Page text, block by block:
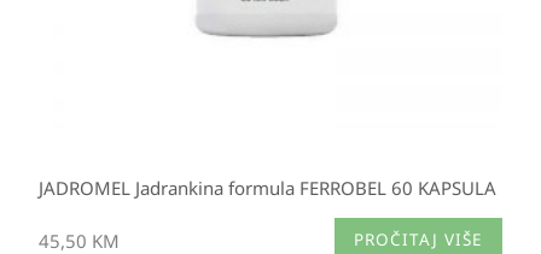
JADROMEL Jadrankina formula FERROBEL 60 KAPSULA
45,50 KM PROČITAJ VIŠE